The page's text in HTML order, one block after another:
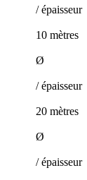
/ épaisseur
10 mètres
Ø
/ épaisseur
20 mètres
Ø
/ épaisseur